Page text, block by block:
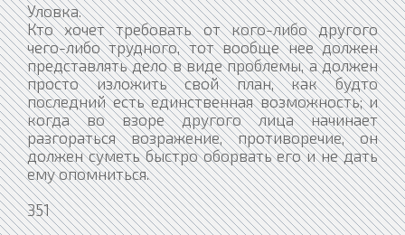
Уловка.
Кто хочет требовать от кого-либо другого
чего-либо трудного, тот вообще нее должен
представлять дело в виде проблемы, а должен
просто изложить свой план, как будто
последний есть единственная возможность; и
когда во взоре другого лица начинает
разгораться возражение, противоречие, он
должен суметь быстро оборвать его и не дать
ему опомниться.
351